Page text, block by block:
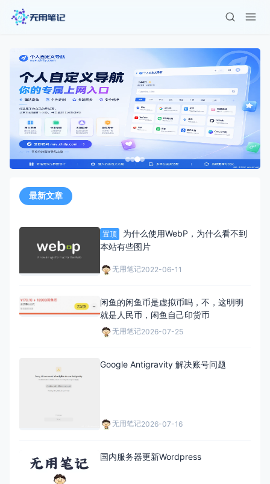
最新文章
置顶
为什么使用WebP，为什么看不到
本站有些图片
无用笔记2022-06-11
闲鱼的闲鱼币是虚拟币吗，不，这明明
就是人民币，闲鱼自己印货币
无用笔记2026-07-25
Google Antigravity 解决账号问题
无用笔记2026-07-16
国内服务器更新Wordpress